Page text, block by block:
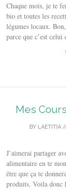
Chaque mois, je te
bio et toutes les
légumes locaux.
parce que c’est celui
Mes
BY LAETITIA
J’aimerai partager
alimentaire en te
être que ça te
produits. Voila donc